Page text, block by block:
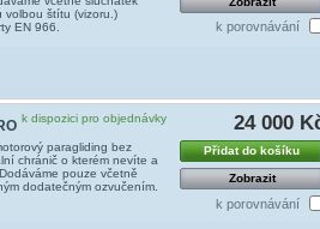
volbou štítu (vizoru.)
EN 966.
k porovnávání
k dispozici pro objednávky
paragliding bez
chránič o kterém nevíte a
pouze včetně
dodatečným ozvučením.
24 000
Přidat do košíku
Zobrazit
k porovnávání